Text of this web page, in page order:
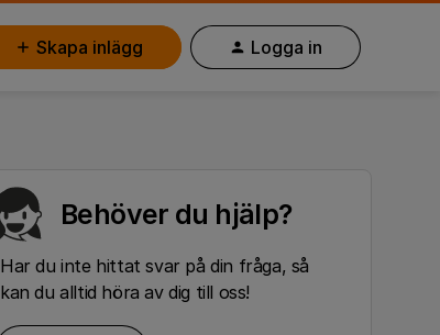
Skapa inlägg Logga in
Behöver du hjälp?
Har du inte hittat svar på din fråga, så
kan du alltid höra av dig till oss!